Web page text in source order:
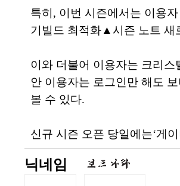
특히, 이번 시즌에서는 이용
기빌드 최적화▲시즌 노트 새
이와 더불어 이용자는 크리스
안 이용자는 로그인만 해도
볼 수 있다.
신규 시즌 오픈 당일에는‘게
닉네임